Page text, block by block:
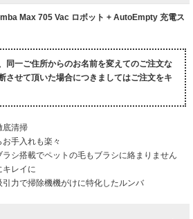
Max 705 Vac ロボット + AutoEmpty 充電ス
同一ご住所からのお名前を変えてのご注文な
させて頂いた場合につきましてはご注文をキ
底清掃
手入れも楽々
シ搭載でペットの毛もブラシに絡まりません
キレイに
力で掃除機機がけに特化したルンバ